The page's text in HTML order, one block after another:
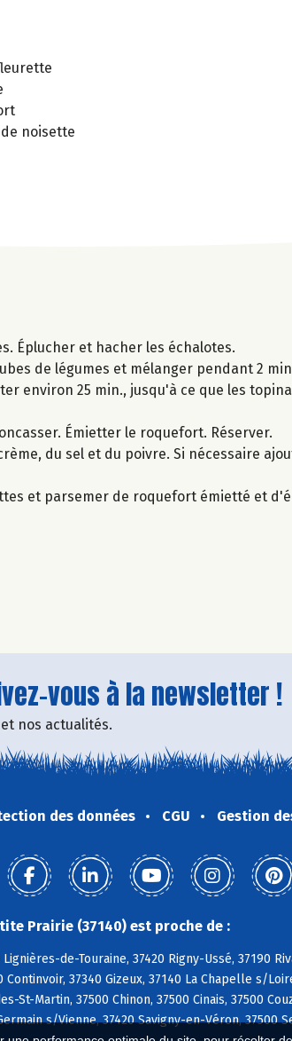
noisette
Éplucher et hacher les échalotes.
de légumes et mélanger pendant 2
environ 25 min., jusqu'à ce que les
Émietter le roquefort. Réserver.
du sel et du poivre. Si nécessaire
et parsemer de roquefort émietté et
vous à la newsletter !
nos actualités.
des données CGU Gestion
Prairie (37140) est proche de :
de-Touraine, 37420 Rigny-Ussé, 37190
37340 Gizeux, 37140 La Chapelle s/
St-Martin, 37500 Chinon, 37500 Cinais, 37500
s/Vienne, 37420 Savigny-en-Véron, 37500